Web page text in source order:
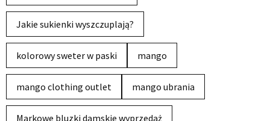
Jakie sukienki wyszczuplają?
kolorowy sweter w paski mango
mango clothing outlet mango ubrania
Markowe bluzki damskie wyprzedaż